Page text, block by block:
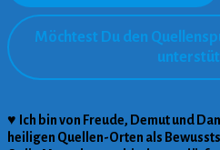
Möchtest Du den
♥ Ich bin von Freude, Demut und
heiligen Quellen-Orten als